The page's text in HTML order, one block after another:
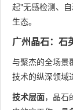
起"无感检测、
生态。
广州晶石：石
与聚杰的全场景
技术的纵深领域
技术层面，晶石